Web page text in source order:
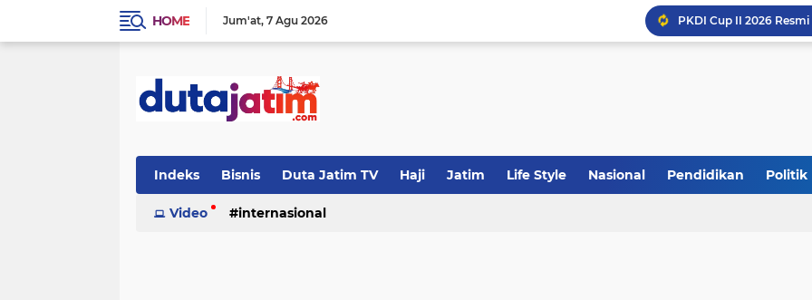
HOME Jum'at 7 Agu 2026
Indeks Bisnis Duta Jatim TV Haji Jatim Life Style Nasional Pendidikan Politik
Video internasional